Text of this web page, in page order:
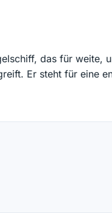
das für weite,
Er steht für eine